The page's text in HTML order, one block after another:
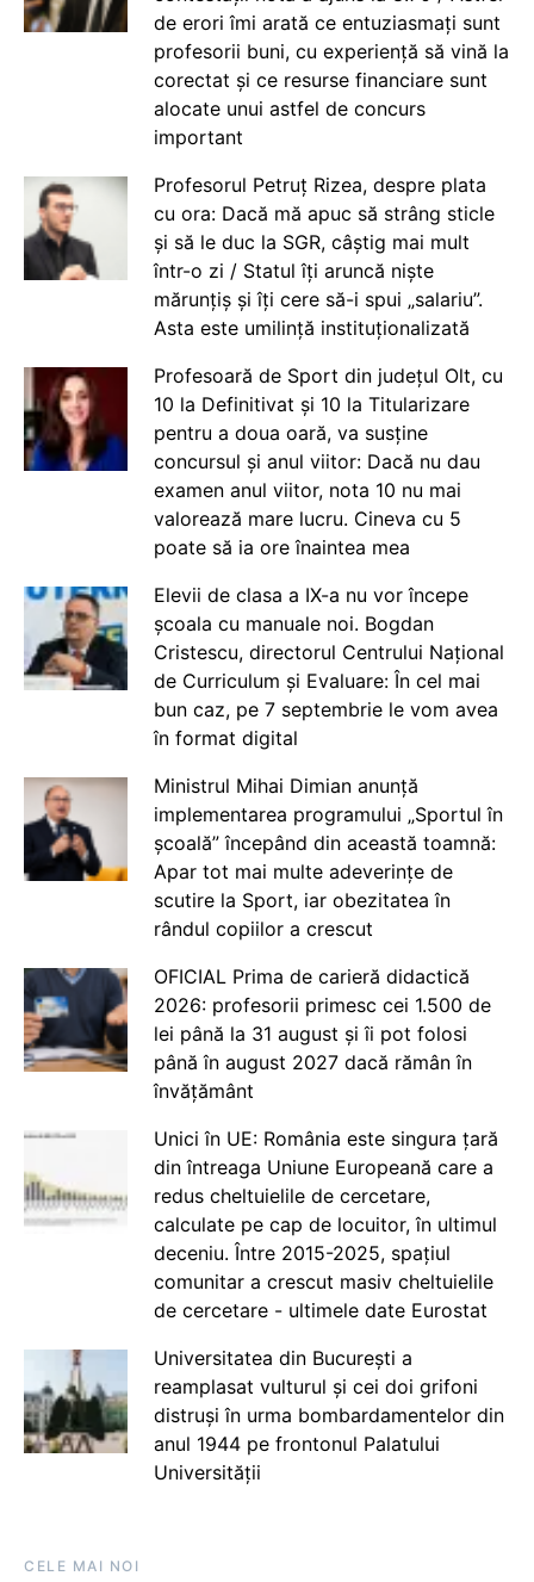
de erori îmi arată ce entuziasmați sunt
profesorii buni, cu experiență să vină la
corectat și ce resurse financiare sunt
alocate unui astfel de concurs
important
Profesorul Petruț Rizea, despre plata
cu ora: Dacă mă apuc să strâng sticle
și să le duc la SGR, câștig mai mult
într-o zi / Statul îți aruncă niște
mărunțiș și îți cere să-i spui „salariu”.
Asta este umilință instituționalizată
Profesoară de Sport din județul Olt, cu
10 la Definitivat și 10 la Titularizare
pentru a doua oară, va susține
concursul și anul viitor: Dacă nu dau
examen anul viitor, nota 10 nu mai
valorează mare lucru. Cineva cu 5
poate să ia ore înaintea mea
Elevii de clasa a IX-a nu vor începe
școala cu manuale noi. Bogdan
Cristescu, directorul Centrului Național
de Curriculum și Evaluare: În cel mai
bun caz, pe 7 septembrie le vom avea
în format digital
Ministrul Mihai Dimian anunță
implementarea programului „Sportul în
școală” începând din această toamnă:
Apar tot mai multe adeverințe de
scutire la Sport, iar obezitatea în
rândul copiilor a crescut
OFICIAL Prima de carieră didactică
2026: profesorii primesc cei 1.500 de
lei până la 31 august și îi pot folosi
până în august 2027 dacă rămân în
învățământ
Unici în UE: România este singura țară
din întreaga Uniune Europeană care a
redus cheltuielile de cercetare,
calculate pe cap de locuitor, în ultimul
deceniu. Între 2015-2025, spațiul
comunitar a crescut masiv cheltuielile
de cercetare - ultimele date Eurostat
Universitatea din București a
reamplasat vulturul și cei doi grifoni
distruși în urma bombardamentelor din
anul 1944 pe frontonul Palatului
Universității
CELE MAI NOI